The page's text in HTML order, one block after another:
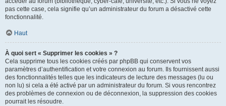
pas cette case, cela signifie qu’un administrateur du forum a désactivé cette
fonctionnalité.
Haut
À quoi sert « Supprimer les cookies » ?
Cela supprime tous les cookies créés par phpBB qui conservent vos
paramètres d’authentification et votre connexion au forum. Ils fournissent aussi
des fonctionnalités telles que les indicateurs de lecture des messages (lu ou
non lu) si cela a été activé par un administrateur du forum. Si vous rencontrez
des problèmes de connexion ou de déconnexion, la suppression des cookies
pourrait les résoudre.